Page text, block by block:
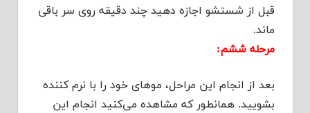
قبل از شستشو اجازه دهید چند دقیقه روی سر باقی
ماند.
مرحله ششم:
بعد از انجام این مراحل، موهای خود را با نرم کننده
بشویید. همانطور که مشاهده می‌کنید انجام این